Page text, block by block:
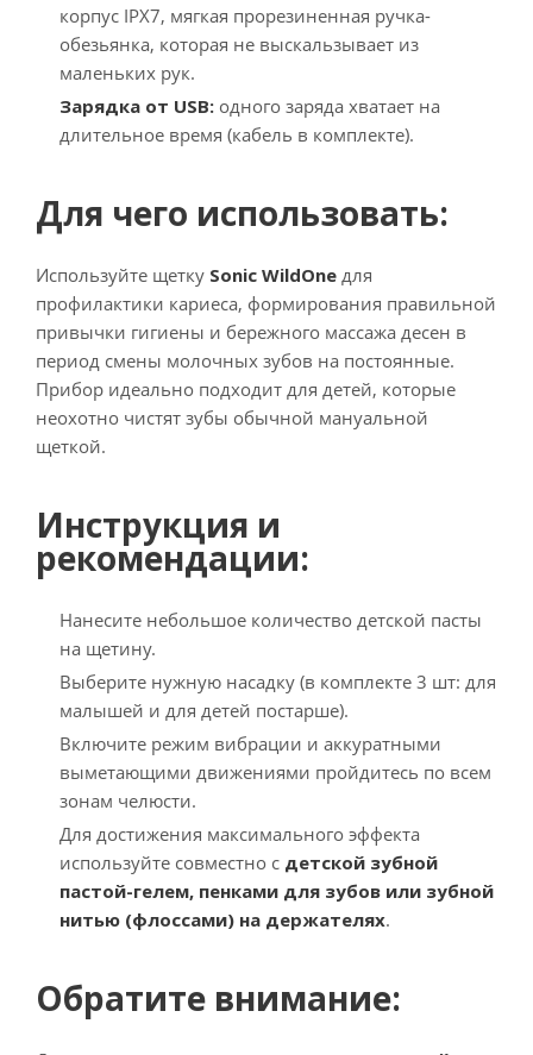
корпус IPX7, мягкая прорезиненная ручка-
обезьянка, которая не выскальзывает из
маленьких рук.
Зарядка от USB: одного заряда хватает на
длительное время (кабель в комплекте).
Для чего использовать:
Используйте щетку Sonic WildOne для
профилактики кариеса, формирования правильной
привычки гигиены и бережного массажа десен в
период смены молочных зубов на постоянные.
Прибор идеально подходит для детей, которые
неохотно чистят зубы обычной мануальной
щеткой.
Инструкция и
рекомендации:
Нанесите небольшое количество детской пасты
на щетину.
Выберите нужную насадку (в комплекте 3 шт: для
малышей и для детей постарше).
Включите режим вибрации и аккуратными
выметающими движениями пройдитесь по всем
зонам челюсти.
Для достижения максимального эффекта
используйте совместно с детской зубной
пастой-гелем, пенками для зубов или зубной
нитью (флоссами) на держателях.
Обратите внимание: